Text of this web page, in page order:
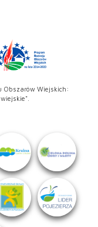
Obszarów Wiejskich: